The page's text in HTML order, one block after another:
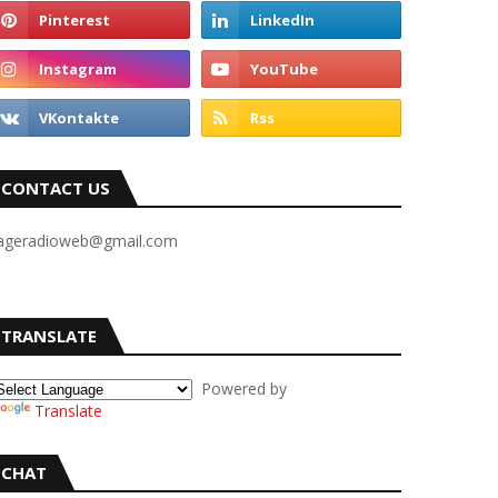
CONTACT US
TRANSLATE
Powered by
Translate
CHAT